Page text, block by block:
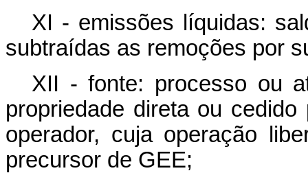
XI - emissões líquidas:
subtraídas as remoções por
XII - fonte: processo ou
propriedade direta ou
operador, cuja operação
precursor de GEE;